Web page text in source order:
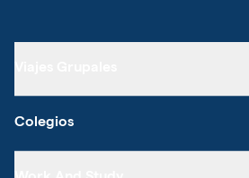
Colegios